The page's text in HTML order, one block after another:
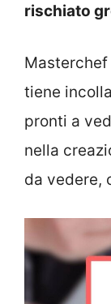
rischiato
tiene
pronti a
nella
da vedere,